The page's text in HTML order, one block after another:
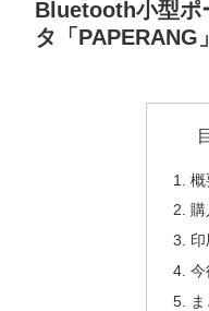
Bluetooth小型ポ
タ「PAPERANG
概
購
印
今